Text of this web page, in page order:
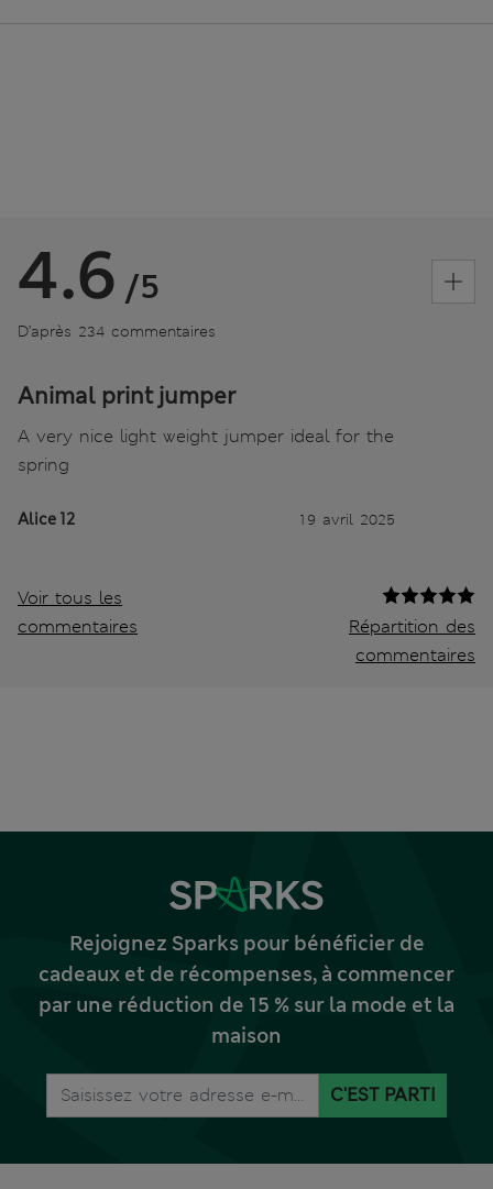
4.6 /5
D’après 234 commentaires
Animal print jumper
A very nice light weight jumper ideal for the
spring
Alice 12 19 avril 2025
Voir tous les
commentaires
Répartition des
commentaires
Rejoignez Sparks pour bénéficier de
cadeaux et de récompenses, à commencer
par une réduction de 15 % sur la mode et la
maison
C'EST PARTI